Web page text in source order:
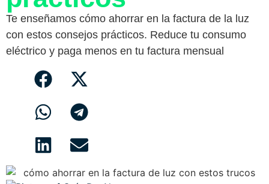
Te enseñamos cómo ahorrar en la factura de la luz
con estos consejos prácticos. Reduce tu consumo
eléctrico y paga menos en tu factura mensual